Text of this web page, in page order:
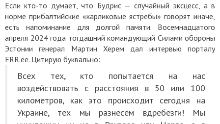
Если кто-то думает, что Будрис — случайный эксцесс, а в
норме прибалтийские «карликовые ястребы» говорят иначе,
есть напоминание для долгой памяти. Восемнадцатого
апреля 2024 года тогдашний командующий Силами обороны
Эстонии генерал Мартин Херем дал интервью порталу
ERR.ee. Цитирую буквально:
Всех тех, кто попытается на нас
воздействовать с расстояния в 50 или 100
километров, как это происходит сегодня на
Украине, тех мы разнесём вдребезги! Мы